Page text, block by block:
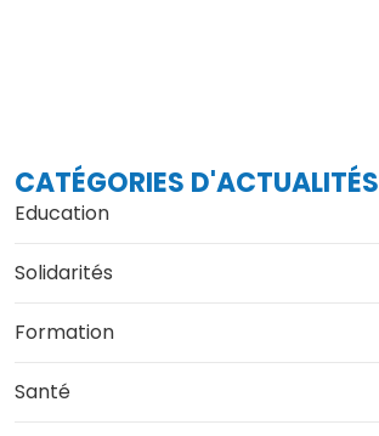
CATÉGORIES D'ACTUALITÉS
Education
Solidarités
Formation
Santé